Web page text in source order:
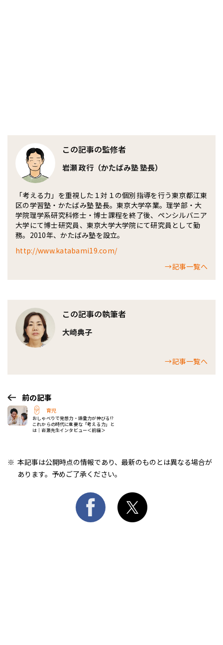
この記事の監修者
岩瀬 政行（かたばみ塾 塾長）
「考える力」を重視した１対１の個別指導を行う東京都江東
区の学習塾・かたばみ塾 塾長。東京大学卒業。理学部・大
学院理学系研究科修士・博士課程を終了後、ペンシルバニア
大学にて博士研究員、東京大学大学院にて研究員として勤
務。2010年、かたばみ塾を設立。
http://www.katabami19.com/
→記事一覧へ
この記事の執筆者
大崎典子
→記事一覧へ
前の記事
育児
おしゃべりで発想力・語彙力が伸びる!?
これからの時代に重要な「考える力」と
は｜岩瀬先生インタビュー＜前編＞
本記事は公開時点の情報であり、最新のものとは異なる場合が
あります。予めご了承ください。